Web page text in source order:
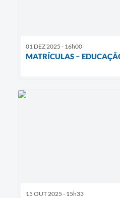
01 DEZ 2025 - 16h00
MATRÍCULAS –
15 OUT 2025 - 15h33